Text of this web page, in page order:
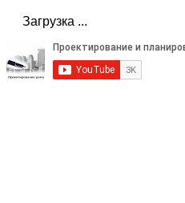
Загрузка ...